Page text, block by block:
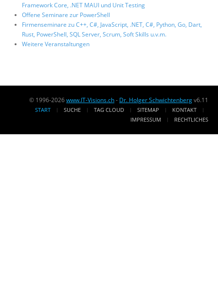
Framework Core, .NET MAUI und Unit Testing
Offene Seminare zur PowerShell
Firmenseminare zu C++, C#, JavaScript, .NET, C#, Python, Go, Dart,
Rust, PowerShell, SQL Server, Scrum, Soft Skills u.v.m.
Weitere Veranstaltungen
© 1996-2026www.IT-Visions.ch- Dr. Holger Schwichtenbergv6.11
START SUCHE TAG CLOUD SITEMAP
KONTAKT
IMPRESSUM
RECHTLICHES